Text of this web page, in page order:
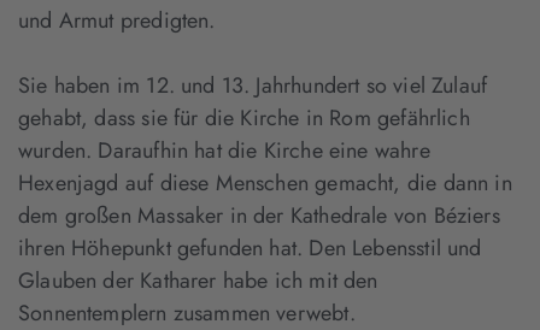
und Armut predigten.
Sie haben im 12. und 13. Jahrhundert so viel Zulauf
gehabt, dass sie für die Kirche in Rom gefährlich
wurden. Daraufhin hat die Kirche eine wahre
Hexenjagd auf diese Menschen gemacht, die dann in
dem großen Massaker in der Kathedrale von Béziers
ihren Höhepunkt gefunden hat. Den Lebensstil und
Glauben der Katharer habe ich mit den
Sonnentemplern zusammen verwebt.